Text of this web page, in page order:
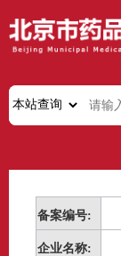
备案编号:
企业名称: